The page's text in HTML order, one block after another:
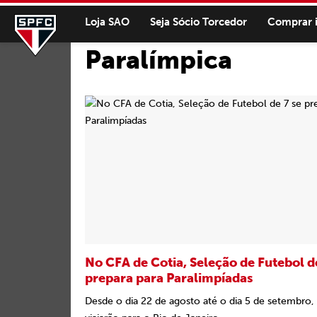
Loja SAO Seja Sócio Torcedor Comprar
Paralímpica
No CFA de Cotia, Seleção de Futebol
prepara para Paralimpíadas
Desde o dia 22 de agosto até o dia 5 de setembro,